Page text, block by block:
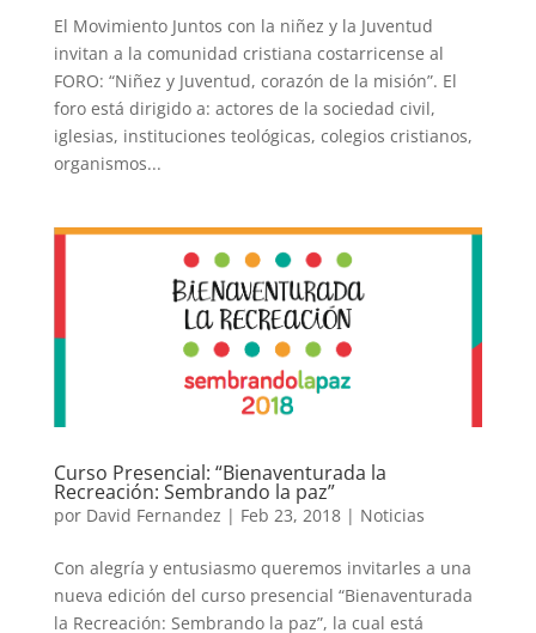
El Movimiento Juntos con la niñez y la Juventud
invitan a la comunidad cristiana costarricense al
FORO: “Niñez y Juventud, corazón de la misión”. El
foro está dirigido a: actores de la sociedad civil,
iglesias, instituciones teológicas, colegios cristianos,
organismos...
Curso Presencial: “Bienaventurada la
Recreación: Sembrando la paz”
por David Fernandez | Feb 23, 2018| Noticias
Con alegría y entusiasmo queremos invitarles a una
nueva edición del curso presencial “Bienaventurada
la Recreación: Sembrando la paz”, la cual está